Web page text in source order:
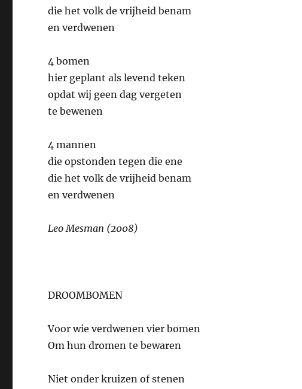
die het volk de vrijheid benam
en verdwenen
4 bomen
hier geplant als levend teken
opdat wij geen dag vergeten
te bewenen
4 mannen
die opstonden tegen die ene
die het volk de vrijheid benam
en verdwenen
Leo Mesman (2008)
DROOMBOMEN
Voor wie verdwenen vier bomen
Om hun dromen te bewaren
Niet onder kruizen of stenen